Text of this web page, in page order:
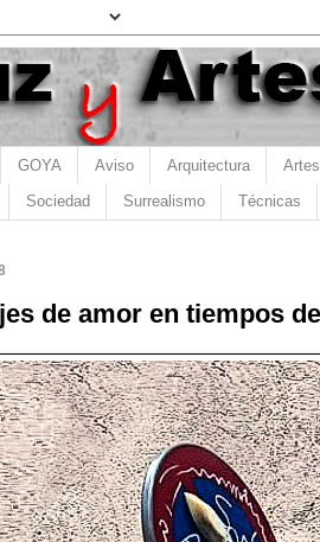
GOYA Aviso Arquitectura Artes
Sociedad Surrealismo Técnicas
de amor en tiempos